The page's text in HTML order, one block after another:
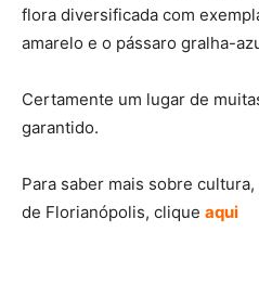
flora diversificada com
amarelo e o pássaro gralha-
Certamente um lugar de
garantido.
Para saber mais sobre
de Florianópolis, clique aqui